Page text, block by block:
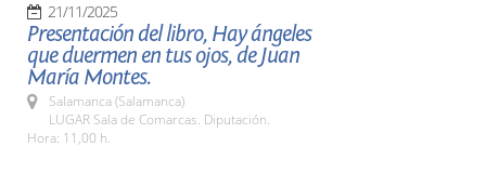
21/11/2025
Presentación del libro, Hay ángeles
que duermen en tus ojos, de Juan
María Montes.
Salamanca (Salamanca)
LUGAR Sala de Comarcas. Diputación.
Hora: 11,00 h.